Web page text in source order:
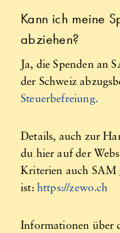
Kann ich meine
abziehen?
Ja, die Spenden an
der Schweiz
Steuerbefreiung.
Details, auch zur
du hier auf der
Kriterien auch SAM
ist: https://zewo.ch
Informationen über